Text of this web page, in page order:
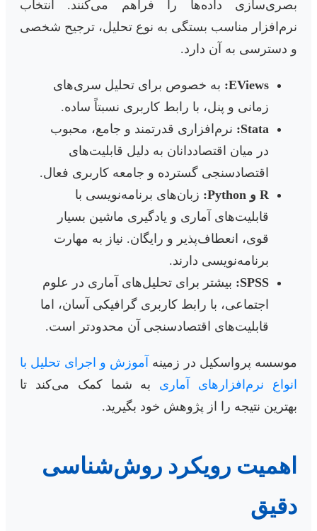
بصری‌سازی داده‌ها را فراهم می‌کنند. انتخاب
نرم‌افزار مناسب بستگی به نوع تحلیل، ترجیح شخصی
و دسترسی به آن دارد.
EViews: به خصوص برای تحلیل سری‌های
زمانی و پنل، با رابط کاربری نسبتاً ساده.
Stata:
نرم‌افزاری قدرتمند و جامع، محبوب
در میان اقتصاددانان به دلیل قابلیت‌های
اقتصادسنجی گسترده و جامعه کاربری فعال.
R و Python:
زبان‌های برنامه‌نویسی با
قابلیت‌های آماری و یادگیری ماشین بسیار
قوی، انعطاف‌پذیر و رایگان. نیاز به مهارت
برنامه‌نویسی دارند.
SPSS:
بیشتر برای تحلیل‌های آماری در علوم
اجتماعی، با رابط کاربری گرافیکی آسان، اما
قابلیت‌های اقتصادسنجی آن محدودتر است.
موسسه پرواسکیل در زمینه آموزش و اجرای تحلیل با
انواع نرم‌افزارهای آماری به شما کمک می‌کند تا
بهترین نتیجه را از پژوهش خود بگیرید.
اهمیت رویکرد روش‌شناسی
دقیق